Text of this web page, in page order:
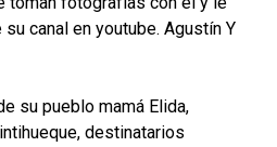
canal en youtube. Agustín Y
su pueblo mamá Elida,
destinatarios